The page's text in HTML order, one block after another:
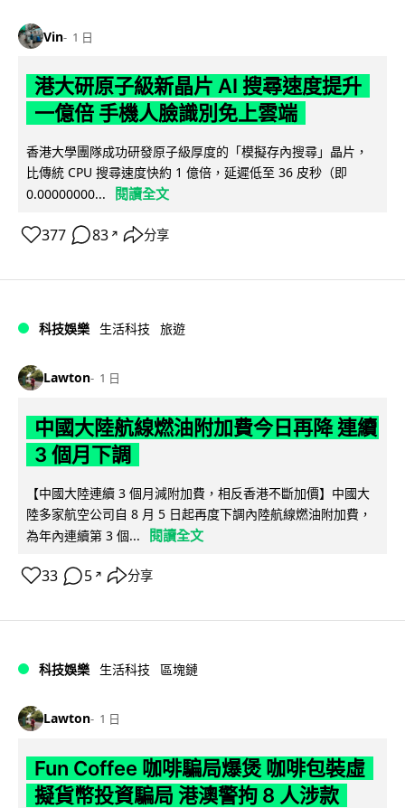
Vin 1 日
港大研原子級新晶片 AI 搜尋速度提升
一億倍 手機人臉識別免上雲端
香港大學團隊成功研發原子級厚度的「模擬存內搜尋」晶片，
比傳統 CPU 搜尋速度快約 1 億倍，延遲低至 36 皮秒（即
0.00000000...
閱讀全文
377 83 ↗ 分享
科技娛樂 生活科技 旅遊
Lawton 1 日
中國大陸航線燃油附加費今日再降 連續
3 個月下調
【中國大陸連續 3 個月減附加費，相反香港不斷加價】中國大
陸多家航空公司自 8 月 5 日起再度下調內陸航線燃油附加費，
為年內連續第 3 個...
閱讀全文
33 5 ↗ 分享
科技娛樂 生活科技 區塊鏈
Lawton 1 日
Fun Coffee 咖啡騙局爆煲 咖啡包裝虛
擬貨幣投資騙局 港澳警拘 8 人涉款